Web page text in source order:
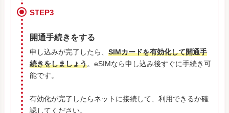
STEP3
開通手続きをする
申し込みが完了したら、 SIMカードを有効化して開通手
続きをしましょう。eSIMなら申し込み後すぐに手続き可
能です。
有効化が完了したらネットに接続して、利用できるか確
認してください。